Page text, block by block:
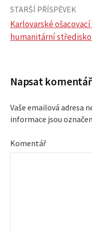
N
i
g
STARŠÍ PŘÍSPĚVEK
Karlovarské ošacovací
humanitární středisko
Napsat komentář
Vaše emailová adresa
informace jsou
Komentář